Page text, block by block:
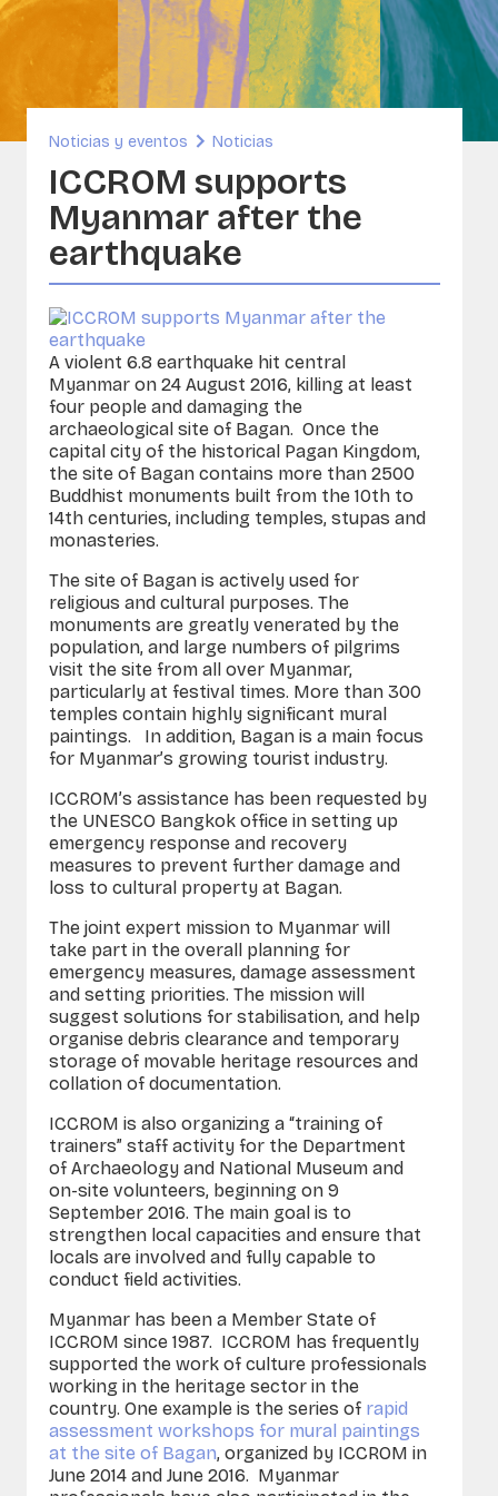
y Patrimonio Construido
Conservación de colecciones de
e imágenes
Noticias y eventos Noticias
ICCROM supports
Myanmar after the
earthquake
A violent 6.8 earthquake hit central
Myanmar on 24 August 2016, killing at least
four people and damaging the
archaeological site of Bagan. Once the
capital city of the historical Pagan Kingdom,
the site of Bagan contains more than 2500
Buddhist monuments built from the 10th to
14th centuries, including temples, stupas and
monasteries.
The site of Bagan is actively used for
religious and cultural purposes. The
monuments are greatly venerated by the
population, and large numbers of pilgrims
visit the site from all over Myanmar,
particularly at festival times. More than 300
temples contain highly significant mural
paintings. In addition, Bagan is a main focus
for Myanmar’s growing tourist industry.
ICCROM’s assistance has been requested by
the UNESCO Bangkok office in setting up
emergency response and recovery
measures to prevent further damage and
loss to cultural property at Bagan.
The joint expert mission to Myanmar will
take part in the overall planning for
emergency measures, damage assessment
and setting priorities. The mission will
suggest solutions for stabilisation, and help
organise debris clearance and temporary
storage of movable heritage resources and
collation of documentation.
ICCROM is also organizing a “training of
trainers” staff activity for the Department
of Archaeology and National Museum and
on-site volunteers, beginning on 9
September 2016. The main goal is to
strengthen local capacities and ensure that
locals are involved and fully capable to
conduct field activities.
Myanmar has been a Member State of
ICCROM since 1987. ICCROM has frequently
supported the work of culture professionals
working in the heritage sector in the
country. One example is the series of rapid
assessment workshops for mural paintings
at the site of Bagan, organized by ICCROM in
June 2014 and June 2016. Myanmar